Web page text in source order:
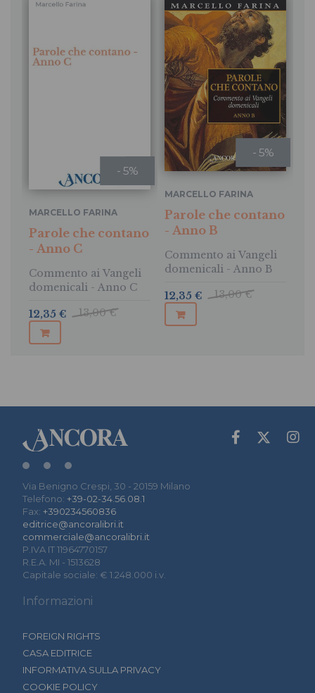
- 5%
MARCELLO FARINA
Parole che contano
- Anno C
Commento ai Vangeli
domenicali - Anno C
13,00 €
12,35 €
- 5%
MARCELLO FARINA
Parole che contano
- Anno B
Commento ai Vangeli
domenicali - Anno B
13,00 €
12,35 €
Via Benigno Crespi, 30 - 20159 Milano
Telefono: +39-02-34.56.08.1
Fax: +390234560836
editrice@ancoralibri.it
commerciale@ancoralibri.it
P.IVA IT 11964770157
R.E.A. MI - 1513628
Capitale sociale: € 1.248.000 i.v.
Informazioni
FOREIGN RIGHTS
CASA EDITRICE
INFORMATIVA SULLA PRIVACY
COOKIE POLICY